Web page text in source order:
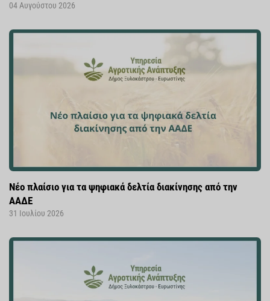
04 Αυγούστου 2026
Νέο πλαίσιο για τα ψηφιακά δελτία διακίνησης από την
ΑΑΔΕ
31 Ιουλίου 2026